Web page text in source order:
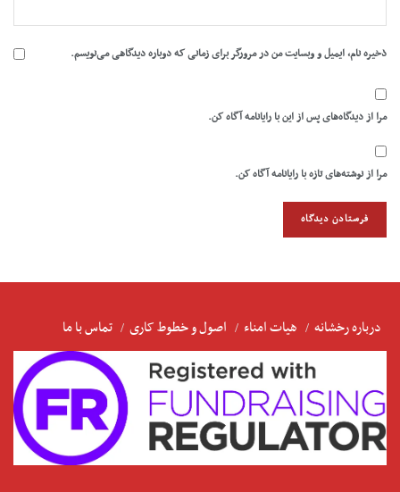
ذخیره نام، ایمیل و وبسایت من در مرورگر برای زمانی که دوباره دیدگاهی می‌نویسم.
مرا از دیدگاه‌های پس از این با رایانامه آگاه کن.
مرا از نوشته‌های تازه با رایانامه آگاه کن.
درباره رخشانه هیات امناء اصول و خطوط کاری تماس با ما